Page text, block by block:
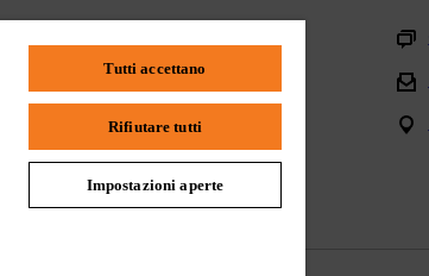
Batterie e attrezzi elettrici
Istruzioni per l'uso
Tutti accettano
Rifiutare tutti
Impostazioni aperte